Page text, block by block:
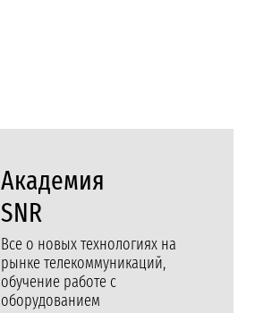
Академия
SNR
Все о новых технологиях на
рынке телекоммуникаций,
обучение работе с
оборудованием